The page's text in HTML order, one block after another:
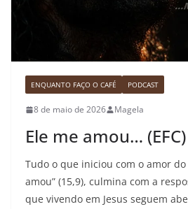
ENQUANTO FAÇO O CAFÉ PODCAST
8 de maio de 2026 Magela
Ele me amou… (EFC)
Tudo o que iniciou com o amor do
amou” (15,9), culmina com a
que vivendo em Jesus seguem